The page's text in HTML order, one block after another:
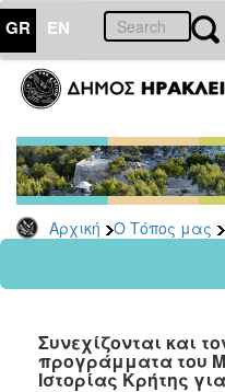
GR EN
Αρχική Ο Τόπος μας
ΤΟΠΟΣ
ΜΑΣ
Ανακοινώσεις
Αρχείο
2026
2024
2022
2021
Συνεχίζονται και
προγράμματα του
Ιστορίας Κρήτης